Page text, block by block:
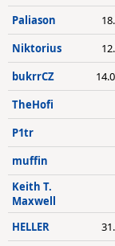
Paliason
Niktorius
bukrrCZ
TheHofi
P1tr
muffin
Keith T.
Maxwell
HELLER